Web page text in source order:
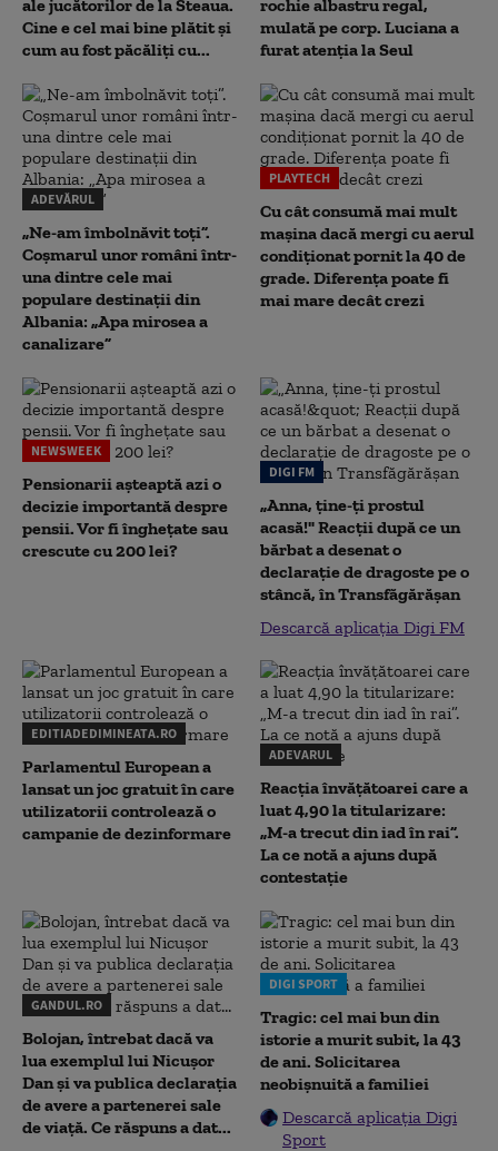
ale jucătorilor de la Steaua.
Cine e cel mai bine plătit și
cum au fost păcăliți cu...
rochie albastru regal,
mulată pe corp. Luciana a
furat atenția la Seul
ADEVĂRUL
„Ne-am îmbolnăvit toți”.
Coșmarul unor români într-
una dintre cele mai
populare destinații din
Albania: „Apa mirosea a
canalizare”
PLAYTECH
Cu cât consumă mai mult
mașina dacă mergi cu aerul
condiționat pornit la 40 de
grade. Diferența poate fi
mai mare decât crezi
NEWSWEEK
Pensionarii așteaptă azi o
decizie importantă despre
pensii. Vor fi înghețate sau
crescute cu 200 lei?
DIGI FM
„Anna, ţine-ţi prostul
acasă!" Reacţii după ce un
bărbat a desenat o
declaraţie de dragoste pe o
stâncă, în Transfăgărăşan
Descarcă aplicația Digi FM
EDITIADEDIMINEATA.RO
Parlamentul European a
lansat un joc gratuit în care
utilizatorii controlează o
campanie de dezinformare
ADEVARUL
Reacția învățătoarei care a
luat 4,90 la titularizare:
„M-a trecut din iad în rai”.
La ce notă a ajuns după
contestație
GANDUL.RO
Bolojan, întrebat dacă va
lua exemplul lui Nicușor
Dan și va publica declarația
de avere a partenerei sale
de viață. Ce răspuns a dat...
DIGI SPORT
Tragic: cel mai bun din
istorie a murit subit, la 43
de ani. Solicitarea
neobișnuită a familiei
Descarcă aplicația Digi
Sport